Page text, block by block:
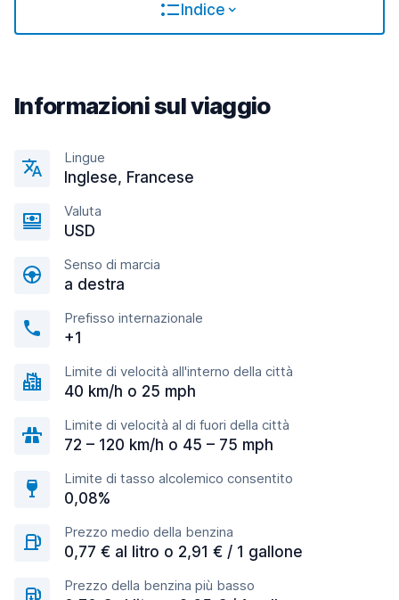
Indice
Informazioni sul viaggio
Lingue
Inglese, Francese
Valuta
USD
Senso di marcia
a destra
Prefisso internazionale
+1
Limite di velocità all'interno della città
40 km/h o 25 mph
Limite di velocità al di fuori della città
72 – 120 km/h o 45 – 75 mph
Limite di tasso alcolemico consentito
0,08%
Prezzo medio della benzina
0,77 € al litro o 2,91 € / 1 gallone
Prezzo della benzina più basso